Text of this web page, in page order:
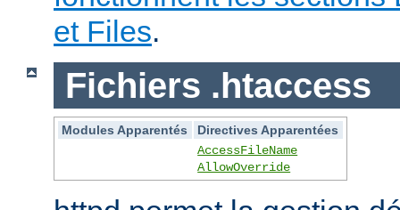
et Files.
Fichiers .htaccess
Modules Apparentés
Directives Apparentées
AccessFileName
AllowOverride